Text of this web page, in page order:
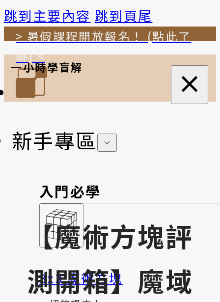
跳到主要內容 跳到頁尾
> 暑假課程開放報名！ (點此了
解) <
一小時學盲解
新手專區
入門必學
3x3 魔術方塊
【魔術方塊評
測開箱】魔域